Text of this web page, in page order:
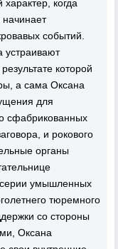
когда
начинает
событий.
устраивают
которой
а сама Оксана
для
сфабрикованных
и рокового
органы
умышленных
тюремного
со стороны
Оксана